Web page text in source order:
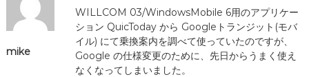
mike
WILLCOM 03/WindowsMobile 6用のアプリケー
ション QuicToday から Googleトランジット(モバ
イル) にて乗換案内を調べて使っていたのですが、
Google の仕様変更のために、先日からうまく使え
なくなってしまいました。